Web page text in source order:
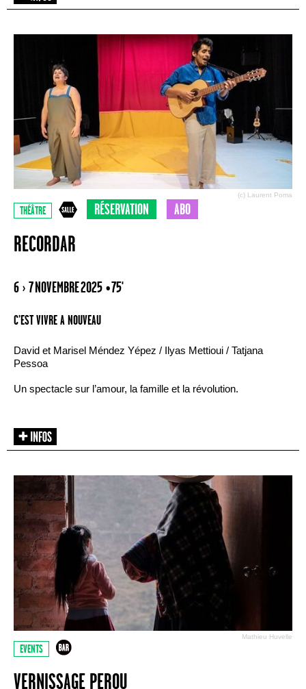
(c) Laurent Poma
THÉÂTRE RÉSERVATION ABO
RECORDAR
6 › 7 NOVEMBRE 2025 • 75'
C’EST VIVRE A NOUVEAU
David et Marisel Méndez Yépez / Ilyas Mettioui / Tatjana
Pessoa
Un spectacle sur l’amour, la famille et la révolution.
Mathieu Huvelle
EVENTS
VERNISSAGE PEROU